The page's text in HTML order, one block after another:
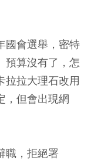
會選舉，密特
預算沒有了，怎
拉拉大理石改用
，但會出現網
職，拒絕署